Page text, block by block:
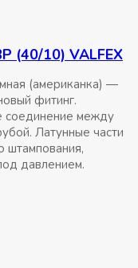
(40/10) VALFEX
(американка) —
фитинг.
соединение между
Латунные части
штампования,
давлением.